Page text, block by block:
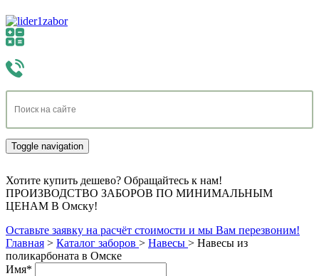
Toggle navigation
Хотите купить дешево? Обращайтесь к нам!
ПРОИЗВОДСТВО ЗАБОРОВ ПО МИНИМАЛЬНЫМ
ЦЕНАМ В Омску!
Оставьте заявку на расчёт стоимости и мы Вам перезвоним!
Главная > Каталог заборов > Навесы > Навесы из
поликарбоната в Омске
Имя*